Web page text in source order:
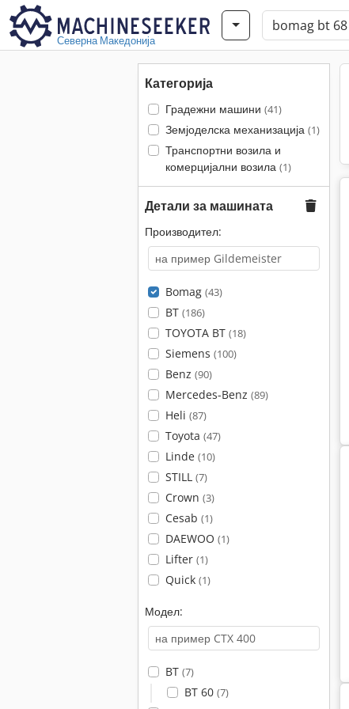
Северна Македонија
Категорија
Градежни машини (41)
Земјоделска механизација (1)
Транспортни возила и
комерцијални возила (1)
Детали за машината
Производител:
Bomag (43)
BT (186)
TOYOTA BT (18)
Siemens (100)
Benz (90)
Mercedes-Benz (89)
Heli (87)
Toyota (47)
Linde (10)
STILL (7)
Crown (3)
Cesab (1)
DAEWOO (1)
Lifter (1)
Quick (1)
Модел:
BT (7)
BT 60 (7)